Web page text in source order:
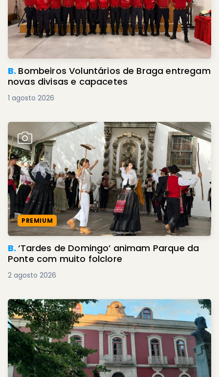
B. Bombeiros Voluntários de Braga entregam
novas divisas e capacetes
1 agosto 2026
PREMIUM
B.‘Tardes de Domingo’ animam Parque da
Ponte com muito folclore
2 agosto 2026